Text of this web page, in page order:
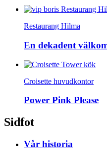
Restaurang Hilma
En dekadent
Croisette huvudkontor
Power Pink Please
Sidfot
Vår historia